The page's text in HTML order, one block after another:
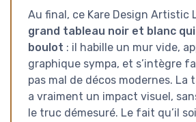
Au final, ce Kare Design Artistic
grand tableau noir et blanc
boulot : il habille un mur vide,
graphique sympa, et s’intègre
pas mal de décos modernes. La
a vraiment un impact visuel,
le truc démesuré. Le fait qu’il